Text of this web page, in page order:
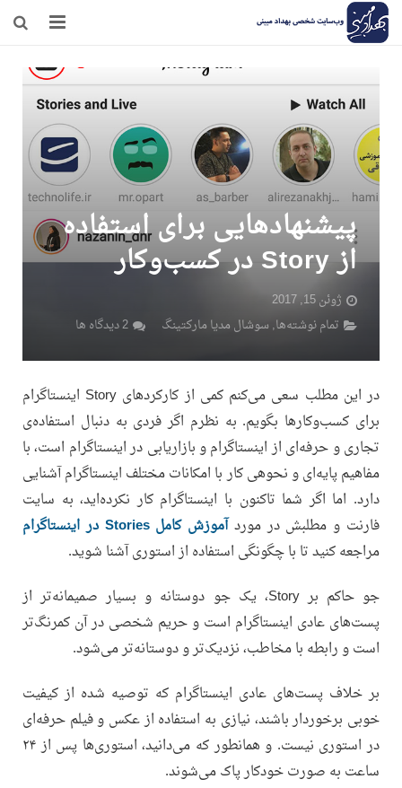
وبلاگ
مرامنامه
درباره‌ی من
تماسپیشنهادهایی برای استفاده
از Story در کسب‌و‌کار
ژوئن 15, 2017
تمام نوشته‌ها, سوشال مدیا مارکتینگ 2 دیدگاه ها
در این مطلب سعی می‌کنم کمی از کارکردهای Story اینستاگرام
برای کسب‌و‌کارها بگویم. به نظرم اگر فردی به دنبال استفاده‌ی
تجاری و حرفه‌ای از اینستاگرام و بازاریابی در اینستاگرام است، با
مفاهیم پایه‌ای و نحوه‎ی کار با امکانات مختلف اینستاگرام آشنایی
دارد. اما اگر شما تاکنون با اینستاگرام کار نکرده‌اید، به سایت
فارنت و مطلبش در موردآموزش کامل Stories در اینستاگرام
مراجعه کنید تا با چگونگی استفاده از استوری آشنا شوید.
جو حاکم بر Story، یک جو دوستانه و بسیار صمیمانه‌تر از
پست‌های عادی اینستاگرام است و حریم شخصی در آن کمرنگ‌تر
است و رابطه با مخاطب، نزدیک‌تر و دوستانه‌تر می‌شود.
بر خلاف پست‌های عادی اینستاگرام که توصیه شده از کیفیت
خوبی برخوردار باشند، نیازی به استفاده از عکس‌ و فیلم حرفه‌ای
در استوری نیست. و همانطور که می‌دانید، استوری‌ها پس از ۲۴
ساعت به صورت خودکار پاک می‌شوند.